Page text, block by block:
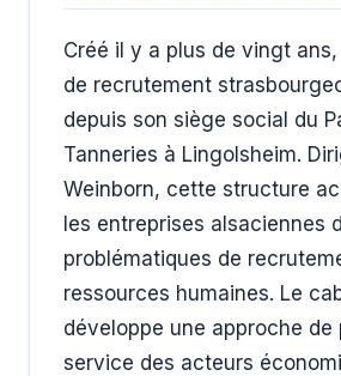
Créé il y a plus de vingt
de recrutement
depuis son siège social du
Tanneries à Lingolsheim.
Weinborn, cette structure
les entreprises alsaciennes
problématiques de
ressources humaines. Le
développe une approche de
service des acteurs